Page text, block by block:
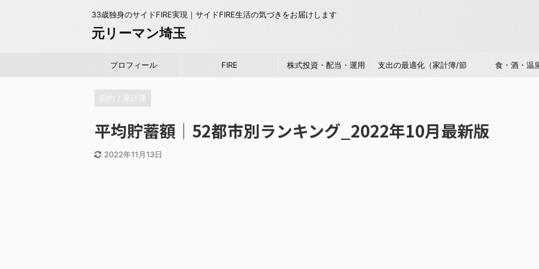
33歳独身のサイドFIRE実現｜サイドFIRE生活の気づきをお届けします
元リーマン埼玉
プロフィール FIRE 株式投資・配当・運用 支出の最適化（家計簿/節 食・酒・温
節約 / 家計簿
平均貯蓄額│52都市別ランキング_2022年10月最新版
2022年11月13日